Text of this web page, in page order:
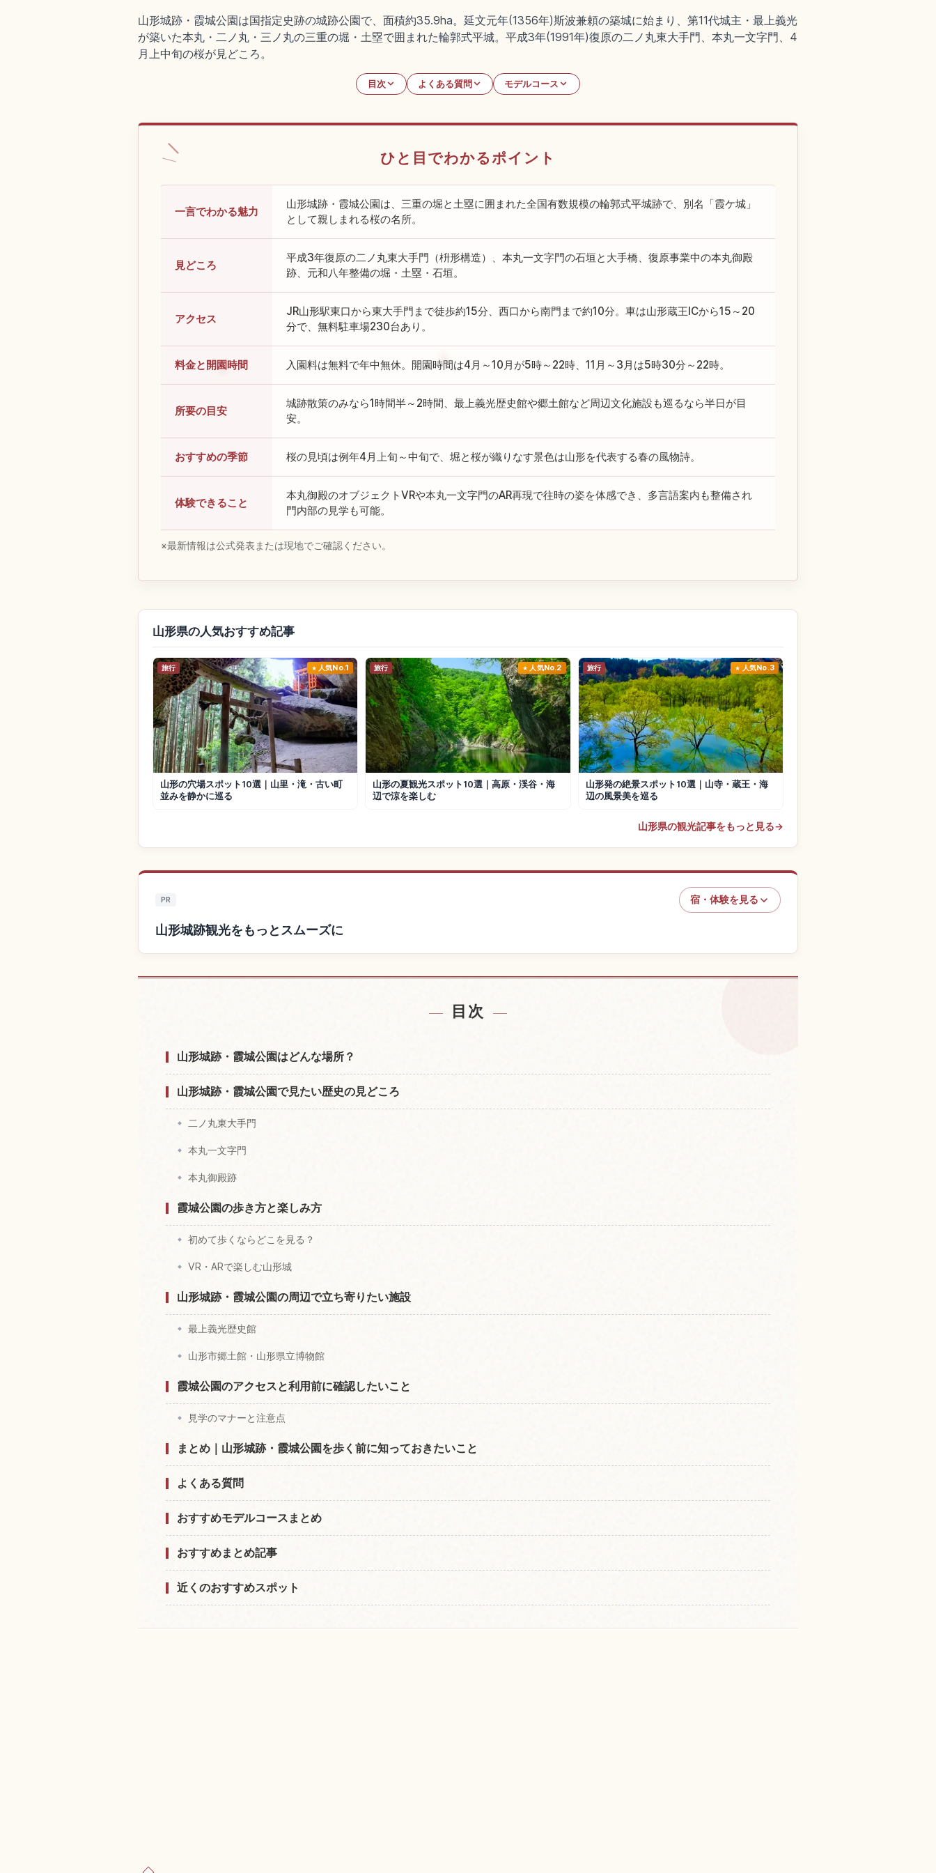
山形城跡・霞城公園は国指定史跡の城跡公園で、面積約35.9ha。延文元年(1356年)斯波兼頼の築城に始まり、第11代城主・最上義光
が築いた本丸・二ノ丸・三ノ丸の三重の堀・土塁で囲まれた輪郭式平城。平成3年(1991年)復原の二ノ丸東大手門、本丸一文字門、4
月上中旬の桜が見どころ。
目次 よくある質問 モデルコース
ひと目でわかるポイント
一言でわかる魅力
山形城跡・霞城公園は、三重の堀と土塁に囲まれた全国有数規模の輪郭式平城跡で、別名「霞ケ城」
として親しまれる桜の名所。
見どころ
平成3年復原の二ノ丸東大手門（枡形構造）、本丸一文字門の石垣と大手橋、復原事業中の本丸御殿
跡、元和八年整備の堀・土塁・石垣。
アクセス
JR山形駅東口から東大手門まで徒歩約15分、西口から南門まで約10分。車は山形蔵王ICから15～20
分で、無料駐車場230台あり。
料金と開園時間 入園料は無料で年中無休。開園時間は4月～10月が5時～22時、11月～3月は5時30分～22時。
所要の目安
城跡散策のみなら1時間半～2時間、最上義光歴史館や郷土館など周辺文化施設も巡るなら半日が目
安。
おすすめの季節 桜の見頃は例年4月上旬～中旬で、堀と桜が織りなす景色は山形を代表する春の風物詩。
体験できること
本丸御殿のオブジェクトVRや本丸一文字門のAR再現で往時の姿を体感でき、多言語案内も整備され
門内部の見学も可能。
※最新情報は公式発表または現地でご確認ください。
山形県の人気おすすめ記事
旅行 人気No.1
山形の穴場スポット10選｜山里・滝・古い町
並みを静かに巡る
旅行 人気No.2
山形の夏観光スポット10選｜高原・渓谷・海
辺で涼を楽しむ
旅行 人気No.3
山形発の絶景スポット10選｜山寺・蔵王・海
辺の風景美を巡る
山形県の観光記事をもっと見る→
PR 宿・体験を見る
山形城跡観光をもっとスムーズに
目次
山形城跡・霞城公園はどんな場所？
山形城跡・霞城公園で見たい歴史の見どころ
二ノ丸東大手門
本丸一文字門
本丸御殿跡
霞城公園の歩き方と楽しみ方
初めて歩くならどこを見る？
VR・ARで楽しむ山形城
山形城跡・霞城公園の周辺で立ち寄りたい施設
最上義光歴史館
山形市郷土館・山形県立博物館
霞城公園のアクセスと利用前に確認したいこと
見学のマナーと注意点
まとめ｜山形城跡・霞城公園を歩く前に知っておきたいこと
よくある質問
おすすめモデルコースまとめ
おすすめまとめ記事
近くのおすすめスポット